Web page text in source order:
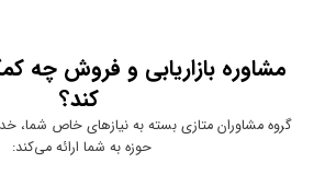
مشاوره بازاریابی و فروش چه
کند؟
گروه مشاوران متازی بسته به نیازهای خاص شما،
حوزه به شما ارائه می‌کند: